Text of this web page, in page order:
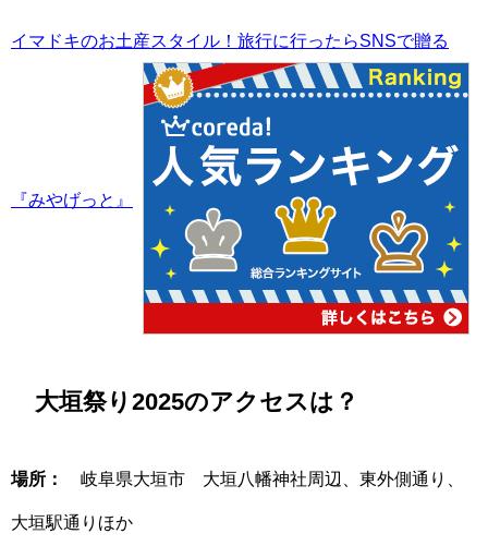
イマドキのお土産スタイル！旅行に行ったらSNSで贈る
『みやげっと』
大垣祭り2025のアクセスは？
場所： 岐阜県大垣市 大垣八幡神社周辺、東外側通り、
大垣駅通りほか